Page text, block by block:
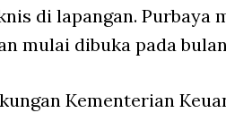
di lapangan. Purbaya
mulai dibuka pada
Kementerian